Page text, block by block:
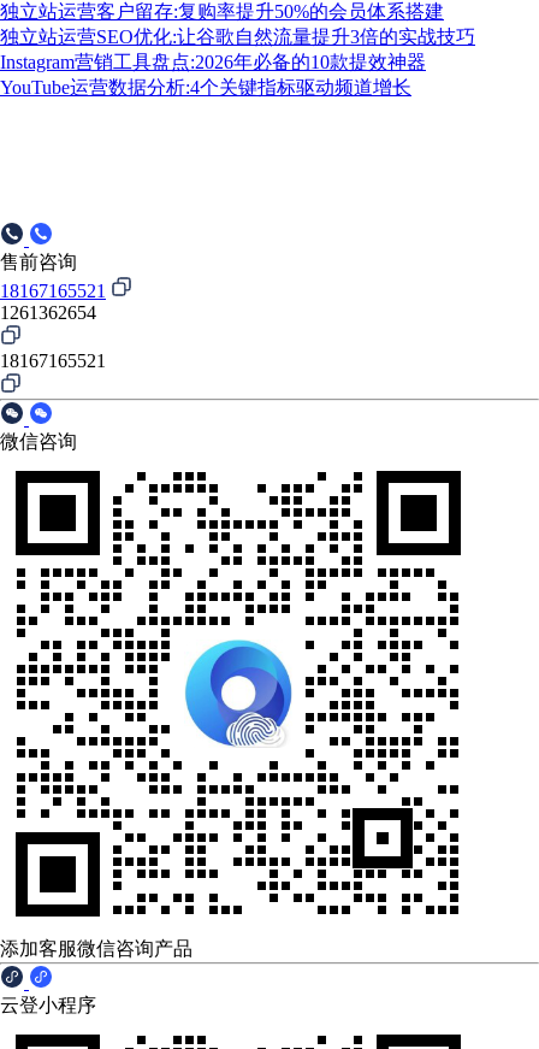
独立站运营客户留存:复购率提升50%的会员体系搭建
独立站运营SEO优化:让谷歌自然流量提升3倍的实战技巧
Instagram营销工具盘点:2026年必备的10款提效神器
YouTube运营数据分析:4个关键指标驱动频道增长
售前咨询
18167165521
1261362654
18167165521
微信咨询
添加客服微信咨询产品
云登小程序